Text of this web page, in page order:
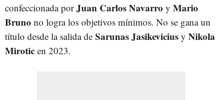
confeccionada porJuan CarlosNavarro y Mario
Bruno no logra los objetivos mínimos. No se gana un
título desde la salida de SarunasJasikevicius y Nikola
Mirotic en 2023.